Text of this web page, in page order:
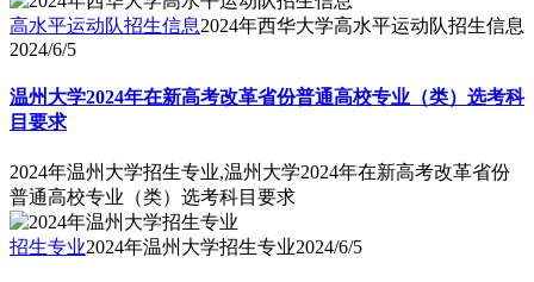
高水平运动队招生信息2024年西华大学高水平运动队招生信息
2024/6/5
温州大学2024年在新高考改革省份普通高校专业（类）选考科
目要求
2024年温州大学招生专业,温州大学2024年在新高考改革省份
普通高校专业（类）选考科目要求
招生专业2024年温州大学招生专业2024/6/5